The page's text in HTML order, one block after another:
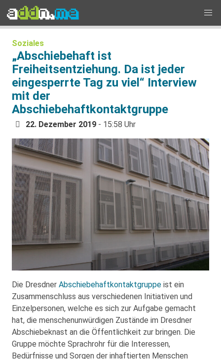
Soziales
„Abschiebehaft ist
Freiheitsentziehung. Da ist jeder
eingesperrte Tag zu viel“ Interview
mit der
Abschiebehaftkontaktgruppe
22. Dezember 2019 - 15:58 Uhr
Die Dresdner Abschiebehaftkontaktgruppe ist ein
Zusammenschluss aus verschiedenen Initiativen und
Einzelpersonen, welche es sich zur Aufgabe gemacht
hat, die menschenunwürdigen Zustände im Dresdner
Abschiebeknast an die Öffentlichkeit zur bringen. Die
Gruppe möchte Sprachrohr für die Interessen,
Bedürfnisse und Sorgen der inhaftierten Menschen